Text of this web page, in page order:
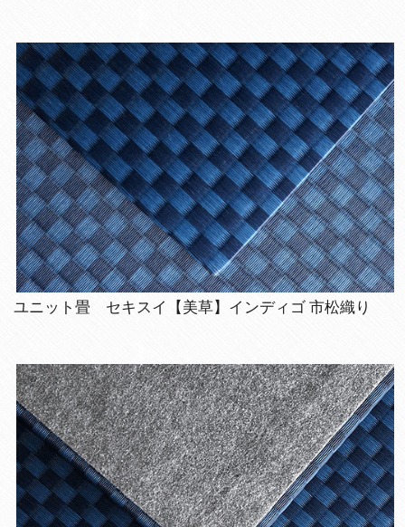
ユニット畳 セキスイ【美草】インディゴ 市松織り